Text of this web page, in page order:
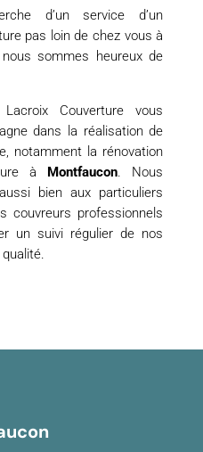
d’un service d’un
pas loin de chez vous à
sommes heureux de
Couverture vous
dans la réalisation de
notamment la rénovation
à
Montfaucon. Nous
bien aux particuliers
couvreurs professionnels
un suivi régulier de nos